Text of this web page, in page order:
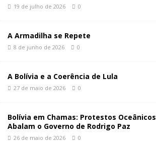
19 de julho de 2026 0
A Armadilha se Repete
8 de junho de 2026 0
A Bolívia e a Coerência de Lula
27 de maio de 2026 0
Bolívia em Chamas: Protestos Oceânicos
Abalam o Governo de Rodrigo Paz
26 de maio de 2026 0